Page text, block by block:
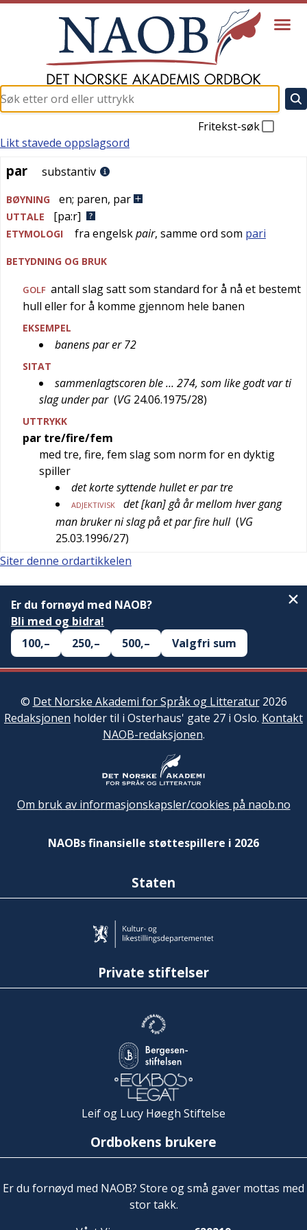
Fritekst-søk
par
Likt stavede oppslagsord
par substantiv
BØYNING en; paren, par
UTTALE [pa:r]
ETYMOLOGI fra engelskpair, samme ord som pari
BETYDNING OG BRUK
GOLF antall slag satt som standard for å nå et bestemt
hull eller for å komme gjennom hele banen
EKSEMPEL
banens par er 72
SITAT
sammenlagtscoren ble … 274, som like godt var ti
slag under par (VG 24.06.1975/28)
UTTRYKK
par tre/fire/fem
med tre, fire, fem slag som norm for en dyktig
spiller
det korte syttende hullet er par tre
ADJEKTIVISK
det [kan] gå år mellom hver gang
man bruker ni slag på et par fire hull (VG
25.03.1996/27)
Siter denne ordartikkelen
Er du fornøyd med NAOB?
Bli med og bidra!
100,–
250,– 500,– Valgfri sum
© Det Norske Akademi for Språk og Litteratur2026
Redaksjonen holder til i Osterhaus' gate 27 i Oslo. Kontakt
NAOB-redaksjonen.
Om bruk av informasjonskapsler/cookies på naob.no
NAOBs finansielle støttespillere i 2026
Staten
Private stiftelser
Leif og Lucy Høegh Stiftelse
Ordbokens brukere
Er du fornøyd med NAOB? Store og små gaver mottas med
stor takk.